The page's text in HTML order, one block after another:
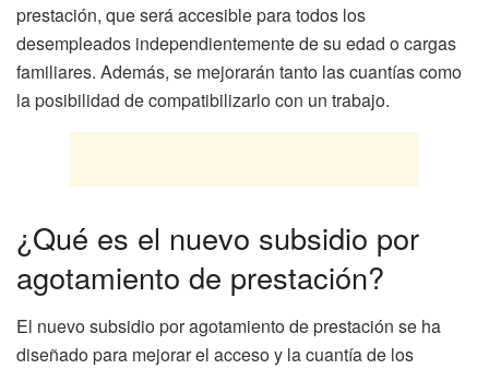
prestación, que será accesible para todos los
desempleados independientemente de su edad o cargas
familiares. Además, se mejorarán tanto las cuantías como
la posibilidad de compatibilizarlo con un trabajo.
¿Qué es el nuevo subsidio por
agotamiento de prestación?
El nuevo subsidio por agotamiento de prestación se ha
diseñado para mejorar el acceso y la cuantía de los